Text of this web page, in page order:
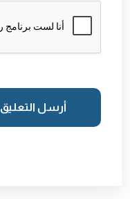
أرسل التعليق